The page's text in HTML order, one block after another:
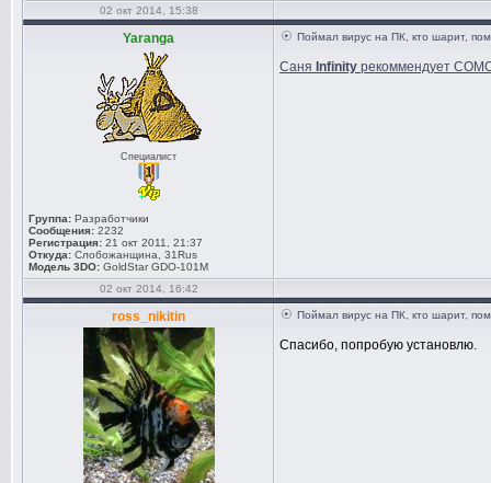
02 окт 2014, 15:38
Yaranga
Специалист
Группа: Разработчики
Сообщения: 2232
Регистрация: 21 окт 2011, 21:37
Откуда: Слобожанщина, 31Rus
Модель 3DO: GoldStar GDO-101M
Поймал вирус на ПК, кто шарит,
Саня Infinity рекоммендует
02 окт 2014, 16:42
ross_nikitin Поймал вирус на ПК, кто шарит,
Спасибо, попробую установлю.